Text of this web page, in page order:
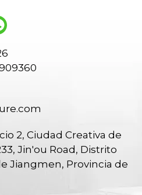
2, Ciudad Creativa de
Jin'ou Road, Distrito
Jiangmen, Provincia de